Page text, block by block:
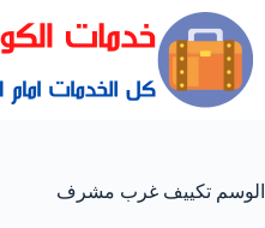
الوسم تكييف غرب مشرف